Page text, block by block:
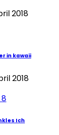
2018
in kawaii
2018
Ich